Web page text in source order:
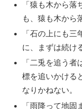
「猿も木から
も、猿も木から
「石の上にも三
に、まずは続け
「二兎を追う者
標を追いかける
なりかねない。
「雨降って地